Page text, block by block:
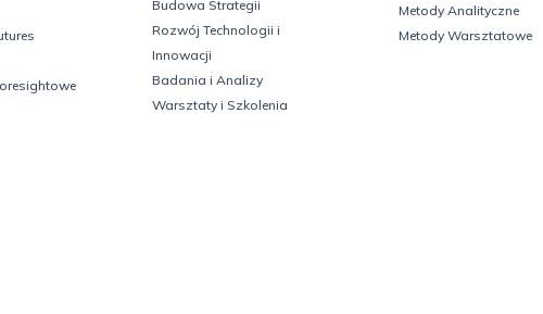
Budowa Strategii
Rozwój Technologii i
Innowacji
Badania i Analizy
Warsztaty i Szkolenia
Metody Analityczne
Metody Warsztatowe